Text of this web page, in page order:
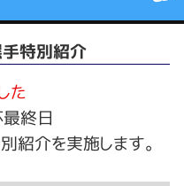
特別紹介
た
最終日
紹介を実施します。